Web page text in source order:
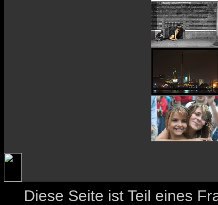
Diese Seite ist Teil eines